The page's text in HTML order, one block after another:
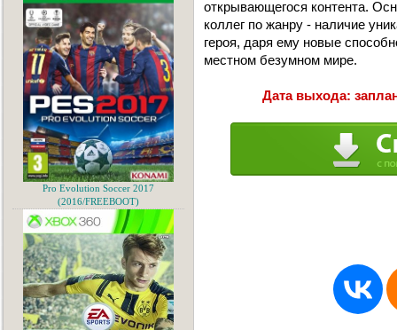
открывающегося контента.
коллег по жанру - наличие
героя, даря ему новые
местном безумном мире.
Дата выхода:
Pro Evolution Soccer 2017
(2016/FREEBOOT)